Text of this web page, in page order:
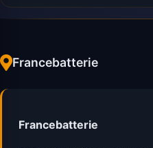
Francebatterie
Francebatterie